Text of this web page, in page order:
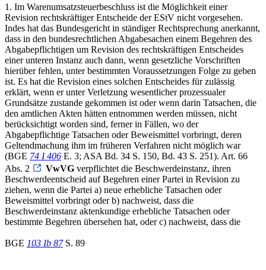
1. Im Warenumsatzsteuerbeschluss ist die Möglichkeit einer
Revision rechtskräftiger Entscheide der EStV nicht vorgesehen.
Indes hat das Bundesgericht in ständiger Rechtsprechung anerkannt,
dass in den bundesrechtlichen Abgabesachen einem Begehren des
Abgabepflichtigen um Revision des rechtskräftigen Entscheides
einer unteren Instanz auch dann, wenn gesetzliche Vorschriften
hierüber fehlen, unter bestimmten Voraussetzungen Folge zu geben
ist. Es hat die Revision eines solchen Entscheides für zulässig
erklärt, wenn er unter Verletzung wesentlicher prozessualer
Grundsätze zustande gekommen ist oder wenn darin Tatsachen, die
den amtlichen Akten hätten entnommen werden müssen, nicht
berücksichtigt worden sind, ferner in Fällen, wo der
Abgabepflichtige Tatsachen oder Beweismittel vorbringt, deren
Geltendmachung ihm im früheren Verfahren nicht möglich war
(BGE 74 I 406 E. 3; ASA Bd. 34 S. 150, Bd. 43 S. 251). Art. 66
Abs. 2
VwVG verpflichtet die Beschwerdeinstanz, ihren
Beschwerdeentscheid auf Begehren einer Partei in Revision zu
ziehen, wenn die Partei a) neue erhebliche Tatsachen oder
Beweismittel vorbringt oder b) nachweist, dass die
Beschwerdeinstanz aktenkundige erhebliche Tatsachen oder
bestimmte Begehren übersehen hat, oder c) nachweist, dass die
BGE 103 Ib 87S. 89